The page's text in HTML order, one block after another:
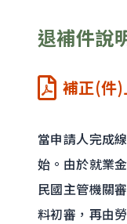
退補件說
補正(件
當申請人完成
始。由於就業
民國主管機關
料初審，再由